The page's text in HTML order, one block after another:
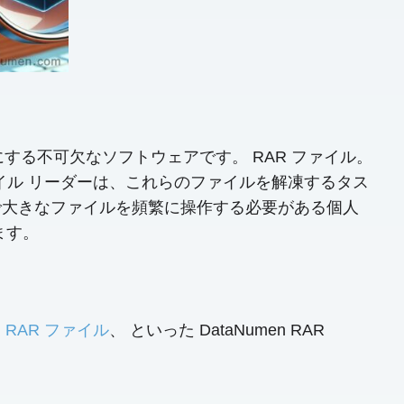
る不可欠なソフトウェアです。 RAR ファイル。
リーダーは、これらのファイルを解凍するタス
きなファイルを頻繁に操作する必要がある個人
。
ファイル、 といった DataNumen RAR